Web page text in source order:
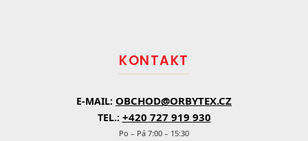
KONTAKT
E-MAIL: OBCHOD@ORBYTEX.CZ
TEL.: +420 727 919 930
Po – Pá 7:00 – 15:30